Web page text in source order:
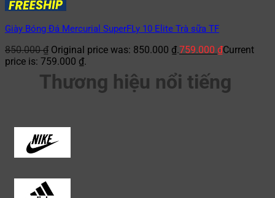
Giày Bóng Đá Mercurial SuperFLy 10 Elite Trà sữa TF
850.000₫ Original price was: 850.000 ₫.759.000 ₫Current
price is: 759.000 ₫.
Thương hiệu nổi tiếng